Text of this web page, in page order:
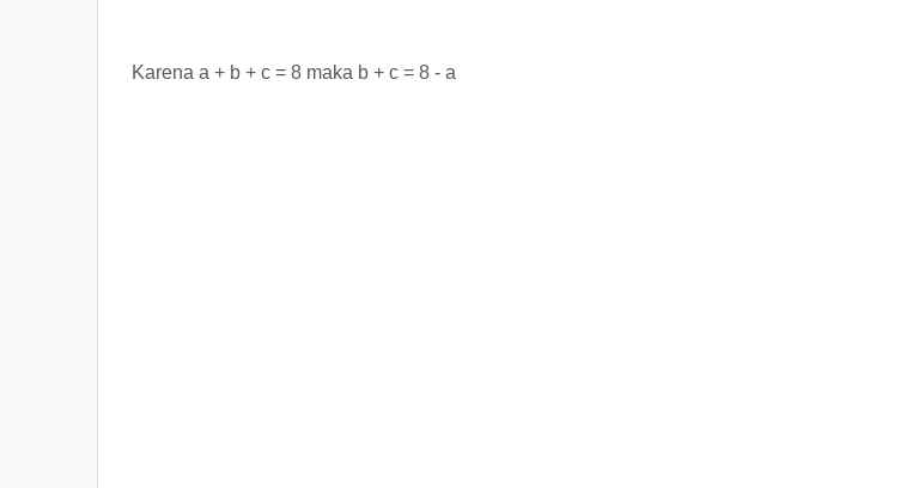
Karena a + b + c = 8 maka b + c = 8 - a